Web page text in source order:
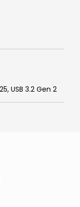
USB 3.2 Gen 2